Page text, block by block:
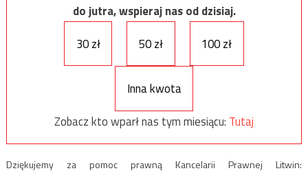
do jutra, wspieraj nas od dzisiaj.
30 zł
50 zł 100 zł
Inna kwota
Zobacz kto wparł nas tym miesiącu: Tutaj
Dziękujemy za pomoc prawną Kancelarii Prawnej Litwin: